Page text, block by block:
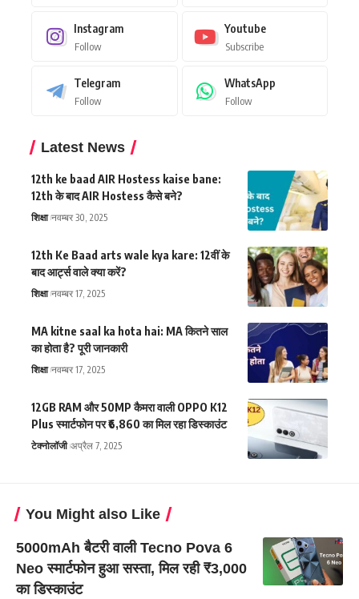
Instagram
Follow
Youtube
Subscribe
Telegram
Follow
WhatsApp
Follow
Latest News
12th ke baad AIR Hostess kaise bane:
12th के बाद AIR Hostess कैसे बने?
शिक्षा नवम्बर 30, 2025
12th Ke Baad arts wale kya kare: 12वीं के
बाद आर्ट्स वाले क्या करें?
शिक्षा नवम्बर 17, 2025
MA kitne saal ka hota hai: MA कितने साल
का होता है? पूरी जानकारी
शिक्षा नवम्बर 17, 2025
12GB RAM और 50MP कैमरा वाली OPPO K12
Plus स्मार्टफोन पर ₹6,860 का मिल रहा डिस्काउंट
टेक्नोलॉजी अप्रैल 7, 2025
You Might also Like
5000mAh बैटरी वाली Tecno Pova 6
Neo स्मार्टफोन हुआ सस्ता, मिल रही ₹3,000
का डिस्काउंट